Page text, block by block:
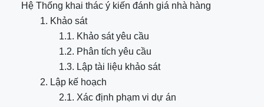
Hệ Thống khai thác ý kiến đánh giá nhà hàng
1. Khảo sát
1.1. Khảo sát yêu cầu
1.2. Phân tích yêu cầu
1.3. Lập tài liệu khảo sát
2. Lập kế hoạch
2.1. Xác định phạm vi dự án